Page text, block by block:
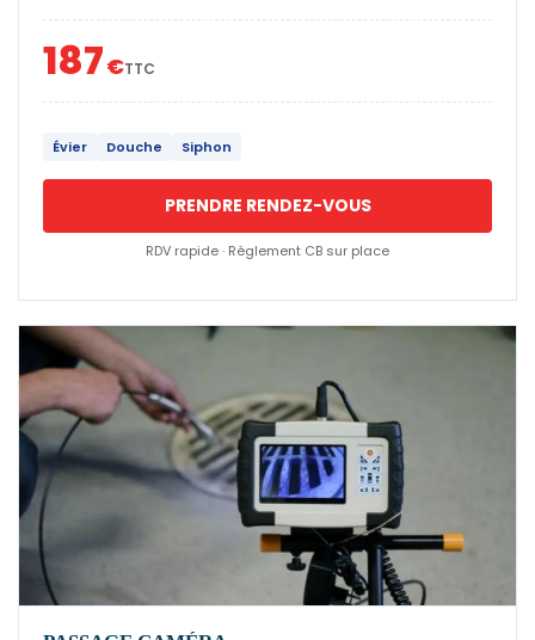
187€TTC
Évier Douche Siphon
PRENDRE RENDEZ-VOUS
RDV rapide · Règlement CB sur place